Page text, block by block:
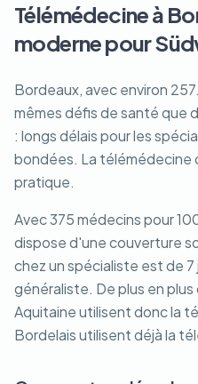
Télémédecine à
moderne pour
Bordeaux, avec environ
mêmes défis de santé que
: longs délais pour les
bondées. La télémédecine
pratique.
Avec 375 médecins pour
dispose d'une couverture
chez un spécialiste est de
généraliste. De plus en
Aquitaine utilisent donc la
Bordelais utilisent déjà la